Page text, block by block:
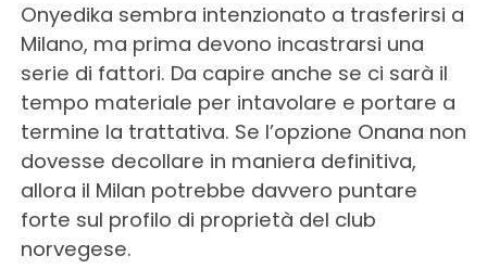
Onyedika sembra intenzionato a trasferirsi a
Milano, ma prima devono incastrarsi una
serie di fattori. Da capire anche se ci sarà il
tempo materiale per intavolare e portare a
termine la trattativa. Se l’opzione Onana non
dovesse decollare in maniera definitiva,
allora il Milan potrebbe davvero puntare
forte sul profilo di proprietà del club
norvegese.